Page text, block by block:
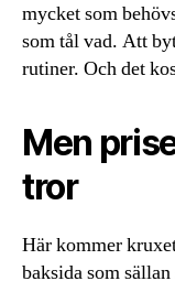
mycket som
som tål vad. Att
rutiner. Och det
Men
tror
Här kommer
baksida som